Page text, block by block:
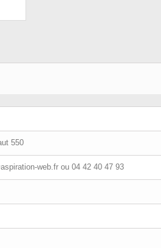
550
web.fr ou 04 42 40 47 93